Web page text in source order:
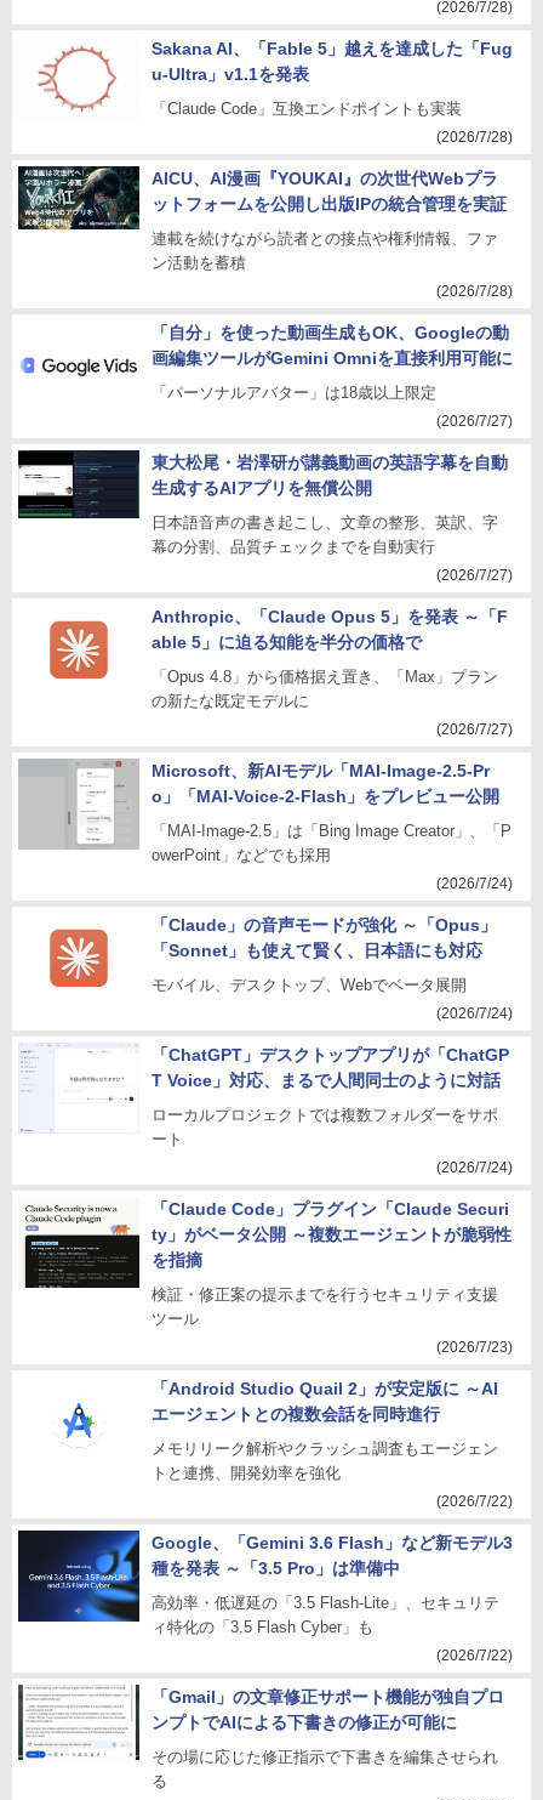
(2026/7/28)
Sakana AI、「Fable 5」越えを達成した「Fug
u-Ultra」v1.1を発表
「Claude Code」互換エンドポイントも実装
(2026/7/28)
AICU、AI漫画『YOUKAI』の次世代Webプラ
ットフォームを公開し出版IPの統合管理を実証
連載を続けながら読者との接点や権利情報、ファ
ン活動を蓄積
(2026/7/28)
「自分」を使った動画生成もOK、Googleの動
画編集ツールがGemini Omniを直接利用可能に
「パーソナルアバター」は18歳以上限定
(2026/7/27)
東大松尾・岩澤研が講義動画の英語字幕を自動
生成するAIアプリを無償公開
日本語音声の書き起こし、文章の整形、英訳、字
幕の分割、品質チェックまでを自動実行
(2026/7/27)
Anthropic、「Claude Opus 5」を発表 ～「F
able 5」に迫る知能を半分の価格で
「Opus 4.8」から価格据え置き、「Max」プラン
の新たな既定モデルに
(2026/7/27)
Microsoft、新AIモデル「MAI-Image-2.5-Pr
o」「MAI-Voice-2-Flash」をプレビュー公開
「MAI-Image-2.5」は「Bing Image Creator」、「P
owerPoint」などでも採用
(2026/7/24)
「Claude」の音声モードが強化 ～「Opus」
「Sonnet」も使えて賢く、日本語にも対応
モバイル、デスクトップ、Webでベータ展開
(2026/7/24)
「ChatGPT」デスクトップアプリが「ChatGP
T Voice」対応、まるで人間同士のように対話
ローカルプロジェクトでは複数フォルダーをサポ
ート
(2026/7/24)
「Claude Code」プラグイン「Claude Securi
ty」がベータ公開 ～複数エージェントが脆弱性
を指摘
検証・修正案の提示までを行うセキュリティ支援
ツール
(2026/7/23)
「Android Studio Quail 2」が安定版に ～AI
エージェントとの複数会話を同時進行
メモリリーク解析やクラッシュ調査もエージェン
トと連携、開発効率を強化
(2026/7/22)
Google、「Gemini 3.6 Flash」など新モデル3
種を発表 ～「3.5 Pro」は準備中
高効率・低遅延の「3.5 Flash-Lite」、セキュリテ
ィ特化の「3.5 Flash Cyber」も
(2026/7/22)
「Gmail」の文章修正サポート機能が独自プロ
ンプトでAIによる下書きの修正が可能に
その場に応じた修正指示で下書きを編集させられ
る